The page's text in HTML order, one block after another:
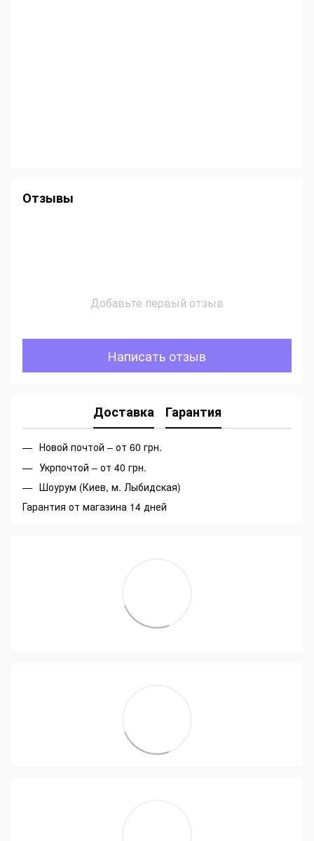
Отзывы
Добавьте первый отзыв
Написать отзыв
Доставка Гарантия
Новой почтой – от 60 грн.
Укрпочтой – от 40 грн.
Шоурум (Киев, м. Лыбидская)
Гарантия от магазина 14 дней